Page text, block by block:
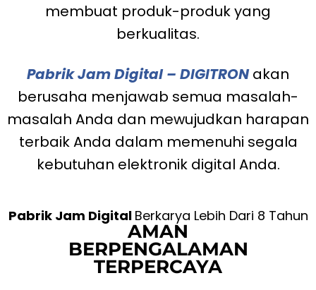
membuat produk-produk yang
berkualitas.
Pabrik Jam Digital – DIGITRONakan
berusaha menjawab semua masalah-
masalah Anda dan mewujudkan harapan
terbaik Anda dalam memenuhi segala
kebutuhan elektronik digital Anda.
Pabrik Jam Digital Berkarya Lebih Dari 8 Tahun
AMAN
BERPENGALAMAN
TERPERCAYA